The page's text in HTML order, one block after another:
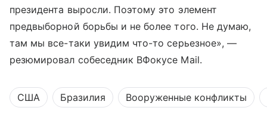
президента выросли. Поэтому это элемент
предвыборной борьбы и не более того. Не думаю,
там мы все-таки увидим что-то серьезное», —
резюмировал собеседник ВФокусе Mail.
США Бразилия Вооруженные конфликты